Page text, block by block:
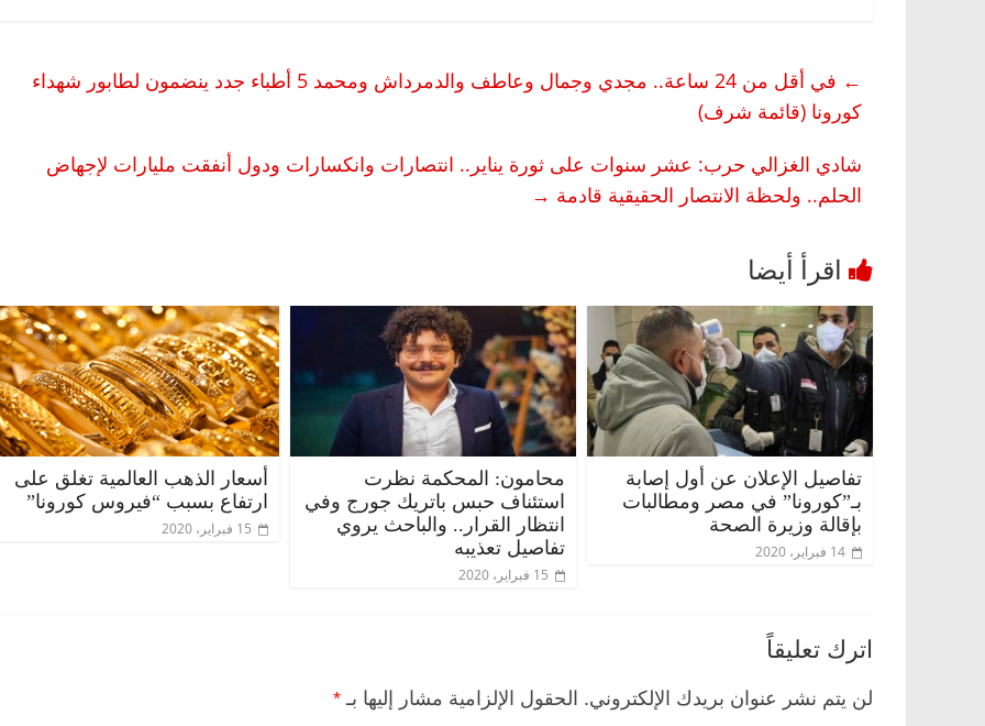
←
في أقل من 24 ساعة.. مجدي وجمال وعاطف والدمرداش ومحمد 5 أطباء جدد ينضمون لطابور شهداء
كورونا (قائمة شرف)
شادي الغزالي حرب: عشر سنوات على ثورة يناير.. انتصارات وانكسارات ودول أنفقت مليارات لإجهاض
الحلم.. ولحظة الانتصار الحقيقية قادمة →
تفاصيل الإعلان عن أول إصابة
بـ”كورونا” في مصر ومطالبات
بإقالة وزيرة الصحة
14 فبراير، 2020
محامون: المحكمة نظرت
استئناف حبس باتريك جورج وفي
انتظار القرار.. والباحث يروي
تفاصيل تعذيبه
15 فبراير، 2020
أسعار الذهب العالمية تغلق على
ارتفاع بسبب “فيروس كورونا”
15 فبراير، 2020
اترك تعليقاً
لن يتم نشر عنوان بريدك الإلكتروني. الحقول الإلزامية مشار إليها بـ *